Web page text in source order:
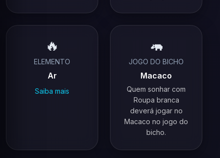
🔥
ELEMENTO
Ar
Saiba mais
🦛
JOGO DO BICHO
Macaco
Quem sonhar com
Roupa branca
deverá jogar no
Macaco no jogo do
bicho.